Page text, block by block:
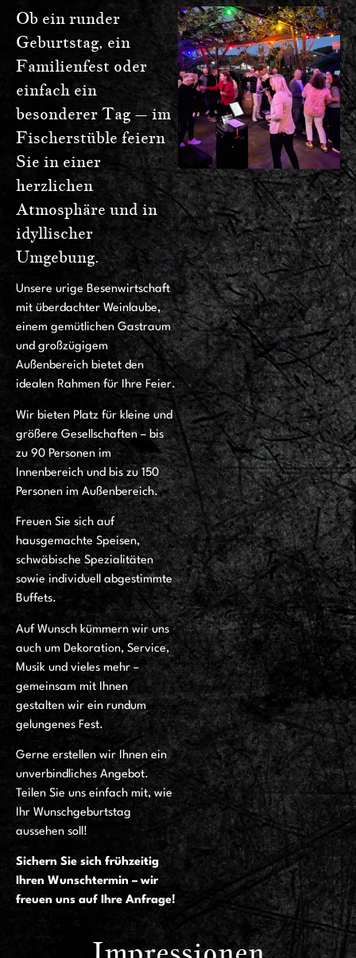
Ob ein runder
Geburtstag, ein
Familienfest oder
einfach ein
besonderer Tag – im
Fischerstüble feiern
Sie in einer
herzlichen
Atmosphäre und in
idyllischer
Umgebung.
Unsere urige Besenwirtschaft
mit überdachter Weinlaube,
einem gemütlichen Gastraum
und großzügigem
Außenbereich bietet den
idealen Rahmen für Ihre Feier.
Wir bieten Platz für kleine und
größere Gesellschaften – bis
zu 90 Personen im
Innenbereich und bis zu 150
Personen im Außenbereich.
Freuen Sie sich auf
hausgemachte Speisen,
schwäbische Spezialitäten
sowie individuell abgestimmte
Buffets.
Auf Wunsch kümmern wir uns
auch um Dekoration, Service,
Musik und vieles mehr –
gemeinsam mit Ihnen
gestalten wir ein rundum
gelungenes Fest.
Gerne erstellen wir Ihnen ein
unverbindliches Angebot.
Teilen Sie uns einfach mit, wie
Ihr Wunschgeburtstag
aussehen soll!
Sichern Sie sich frühzeitig
Ihren Wunschtermin – wir
freuen uns auf Ihre Anfrage!